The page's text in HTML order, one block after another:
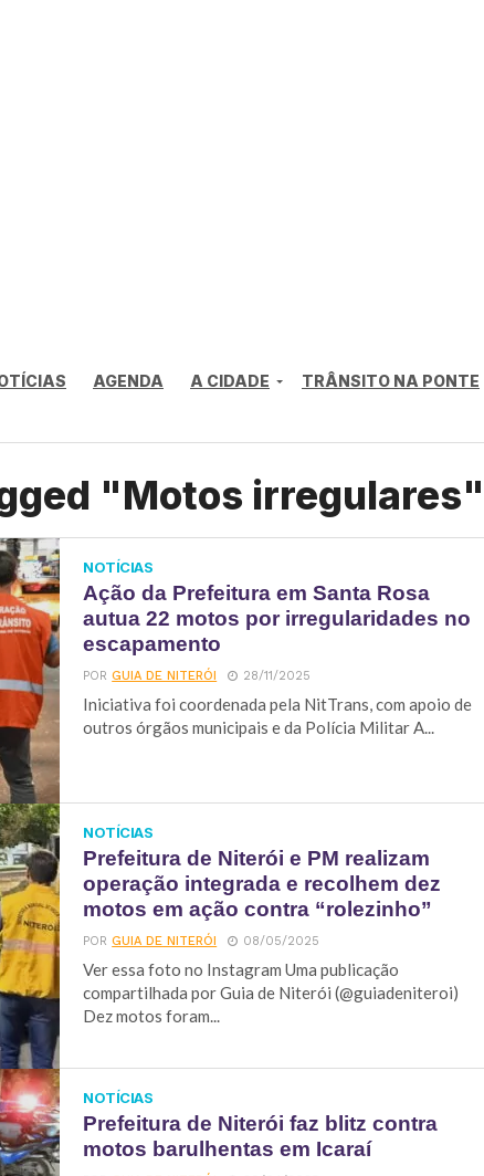
AGENDA A CIDADE TRÂNSITO NA PONTE
"Motos irregulares"
NOTÍCIAS
Ação da Prefeitura em Santa Rosa
autua 22 motos por irregularidades no
escapamento
PORGUIA DE NITERÓI 28/11/2025
Iniciativa foi coordenada pela NitTrans, com apoio de
outros órgãos municipais e da Polícia Militar A...
NOTÍCIAS
Prefeitura de Niterói e PM realizam
operação integrada e recolhem dez
motos em ação contra “rolezinho”
PORGUIA DE NITERÓI 08/05/2025
Ver essa foto no Instagram Uma publicação
compartilhada por Guia de Niterói (@guiadeniteroi)
Dez motos foram...
NOTÍCIAS
Prefeitura de Niterói faz blitz contra
motos barulhentas em Icaraí